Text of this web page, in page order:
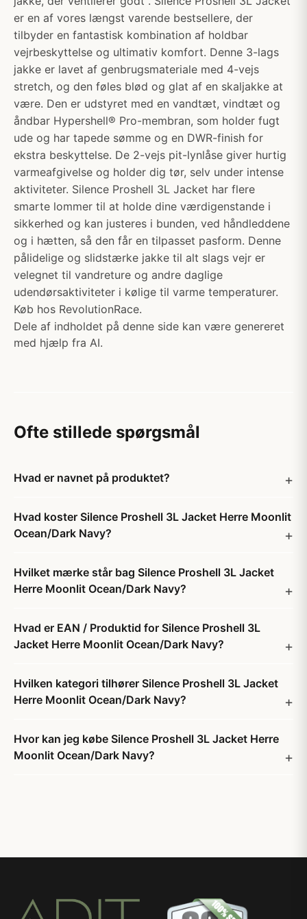
er en af vores længst varende bestsellere, der
tilbyder en fantastisk kombination af holdbar
vejrbeskyttelse og ultimativ komfort. Denne 3-lags
jakke er lavet af genbrugsmateriale med 4-vejs
stretch, og den føles blød og glat af en skaljakke at
være. Den er udstyret med en vandtæt, vindtæt og
åndbar Hypershell® Pro-membran, som holder fugt
ude og har tapede sømme og en DWR-finish for
ekstra beskyttelse. De 2-vejs pit-lynlåse giver hurtig
varmeafgivelse og holder dig tør, selv under intense
aktiviteter. Silence Proshell 3L Jacket har flere
smarte lommer til at holde dine værdigenstande i
sikkerhed og kan justeres i bunden, ved håndleddene
og i hætten, så den får en tilpasset pasform. Denne
pålidelige og slidstærke jakke til alt slags vejr er
velegnet til vandreture og andre daglige
udendørsaktiviteter i kølige til varme temperaturer.
Køb hos RevolutionRace.
Dele af indholdet på denne side kan være genereret
med hjælp fra AI.
Ofte stillede spørgsmål
Hvad er navnet på produktet?
Hvad koster Silence Proshell 3L Jacket Herre Moonlit
Ocean/Dark Navy?
Hvilket mærke står bag Silence Proshell 3L Jacket
Herre Moonlit Ocean/Dark Navy?
Hvad er EAN / Produktid for Silence Proshell 3L
Jacket Herre Moonlit Ocean/Dark Navy?
Hvilken kategori tilhører Silence Proshell 3L Jacket
Herre Moonlit Ocean/Dark Navy?
Hvor kan jeg købe Silence Proshell 3L Jacket Herre
Moonlit Ocean/Dark Navy?